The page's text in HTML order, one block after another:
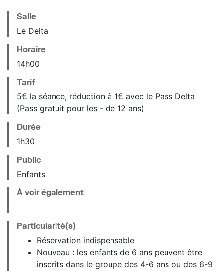
Salle
Le Delta
Horaire
14h00
Tarif
5€ la séance, réduction à 1€ avec le Pass Delta
(Pass gratuit pour les - de 12 ans)
Durée
1h30
Public
Enfants
À voir également
Particularité(s)
Réservation indispensable
Nouveau : les enfants de 6 ans peuvent être
inscrits dans le groupe des 4-6 ans ou des 6-9